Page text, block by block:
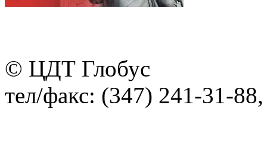
© ЦДТ Глобус
тел/факс: (347) 241-31-